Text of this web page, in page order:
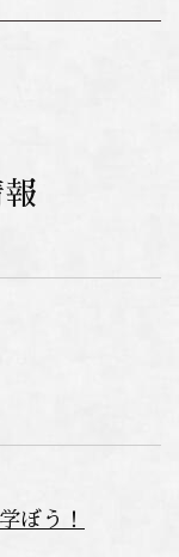
ぼう！